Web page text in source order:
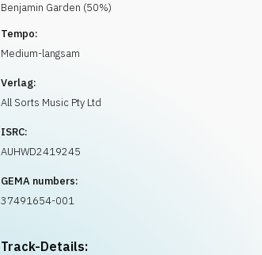
Benjamin Garden (50%)
Tempo:
Medium-langsam
Verlag:
All Sorts Music Pty Ltd
ISRC:
AUHWD2419245
GEMA numbers:
37491654-001
Track-Details: